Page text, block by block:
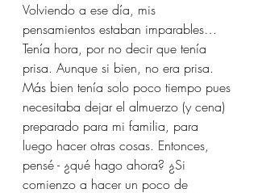
Volviendo a ese día, mis
pensamientos estaban imparables…
Tenía hora, por no decir que tenía
prisa. Aunque si bien, no era prisa.
Más bien tenía solo poco tiempo pues
necesitaba dejar el almuerzo (y cena)
preparado para mi familia, para
luego hacer otras cosas. Entonces,
pensé - ¿qué hago ahora? ¿Si
comienzo a hacer un poco de